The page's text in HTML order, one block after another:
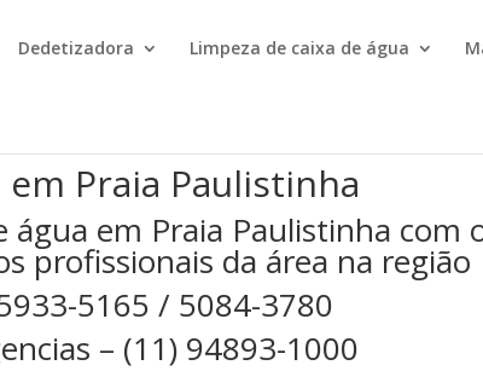
Dedetizadora Limpeza de caixa de água
Praia Paulistinha
em Praia Paulistinha com
profissionais da área na região
5165 / 5084-3780
– (11) 94893-1000